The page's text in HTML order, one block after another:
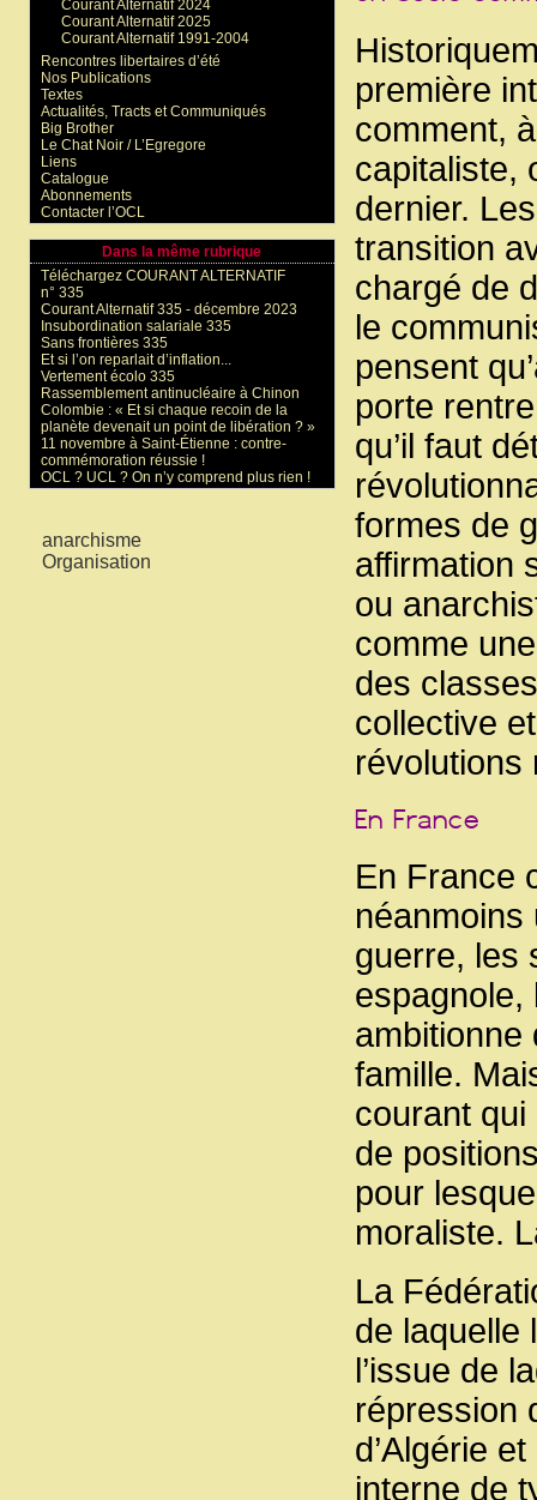
première
comment,
capitaliste,
dernier.
transition
chargé de
le
pensent
porte
qu’il faut
formes de
affirmation
ou
comme
des
collective
révolutions
En France
néanmoins
guerre, les
espagnole,
ambitionne
famille.
courant qui
de
pour
moraliste.
La
de laquelle
l’issue de
répression
d’Algérie
interne de
Courant Alternatif 2024
Courant Alternatif 2025
Courant Alternatif 1991-2004
Rencontres libertaires d’été
Nos Publications
Textes
Actualités, Tracts et Communiqués
Big Brother
Le Chat Noir / L’Egregore
Liens
Catalogue
Abonnements
Contacter l’OCL
Dans la même rubrique
Téléchargez COURANT ALTERNATIF
n° 335
Courant Alternatif 335 - décembre 2023
Insubordination salariale 335
Sans frontières 335
Et si l’on reparlait d’inflation...
Vertement écolo 335
Rassemblement antinucléaire à Chinon
Colombie : « Et si chaque recoin de la
planète devenait un point de libération ? »
11 novembre à Saint-Étienne : contre-
commémoration réussie !
OCL ? UCL ? On n’y comprend plus rien !
anarchisme
Organisation